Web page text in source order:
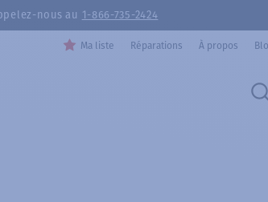
nous au 1-866-735-2424
Ma liste Réparations À propos